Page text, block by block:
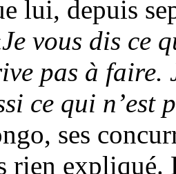
lui, depuis
Je vous dis ce
pas à faire.
ce qui n’est
ses
rien expliqué.